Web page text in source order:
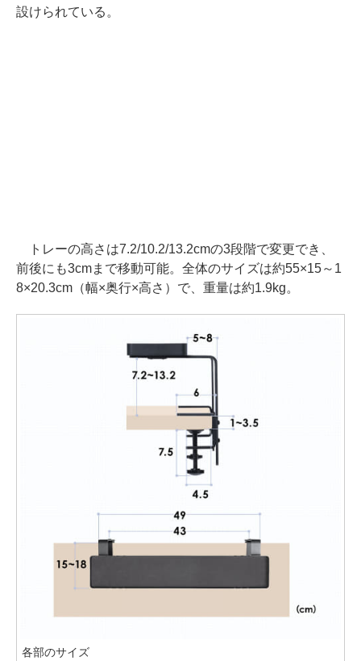
設けられている。
トレーの高さは7.2/10.2/13.2cmの3段階で変更でき、
前後にも3cmまで移動可能。全体のサイズは約55×15～1
8×20.3cm（幅×奥行×高さ）で、重量は約1.9kg。
各部のサイズ